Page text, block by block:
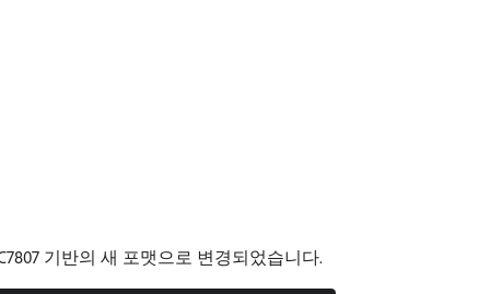
기반의 새 포맷으로 변경되었습니다.